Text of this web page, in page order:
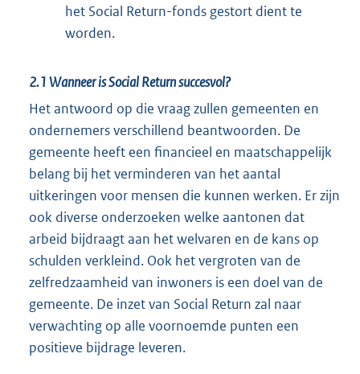
het Social Return-fonds gestort dient te
worden.
2.1Wanneer is Social Return succesvol?
Het antwoord op die vraag zullen gemeenten en
ondernemers verschillend beantwoorden. De
gemeente heeft een financieel en maatschappelijk
belang bij het verminderen van het aantal
uitkeringen voor mensen die kunnen werken. Er zijn
ook diverse onderzoeken welke aantonen dat
arbeid bijdraagt aan het welvaren en de kans op
schulden verkleind. Ook het vergroten van de
zelfredzaamheid van inwoners is een doel van de
gemeente. De inzet van Social Return zal naar
verwachting op alle voornoemde punten een
positieve bijdrage leveren.